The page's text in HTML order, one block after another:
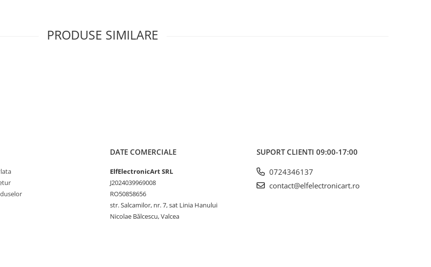
PRODUSE SIMILARE
DATE COMERCIALE
ElfElectronicArt SRL
J2024039969008
RO50858656
str. Salcamilor, nr. 7, sat Linia Hanului
Nicolae Bălcescu, Valcea
SUPORT CLIENTI 09:00-17:00
0724346137
contact@elfelectronicart.ro